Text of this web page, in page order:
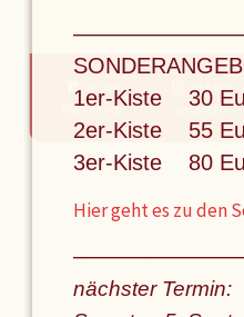
Warenkorb
anzeigen
1er-Kiste 30
2er-Kiste 55
3er-Kiste 80
Hier geht es zu den
nächster Termin: